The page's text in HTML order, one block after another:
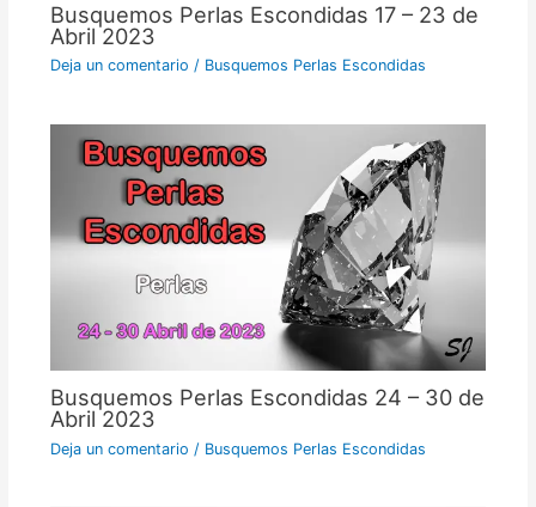
Busquemos Perlas Escondidas 17 – 23 de
Abril 2023
Deja un comentario / Busquemos Perlas Escondidas
Busquemos Perlas Escondidas 24 – 30 de
Abril 2023
Deja un comentario / Busquemos Perlas Escondidas